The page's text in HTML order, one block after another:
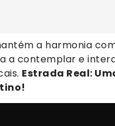
a harmonia
a contemplar e
Estrada Real: